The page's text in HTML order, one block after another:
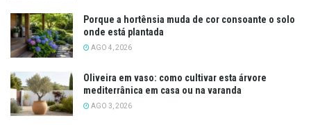
Porque a hortênsia muda de cor consoante o solo
onde está plantada
AGO 4, 2026
Oliveira em vaso: como cultivar esta árvore
mediterrânica em casa ou na varanda
AGO 3, 2026